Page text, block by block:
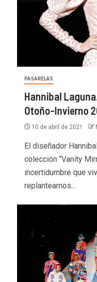
PASARELAS
Hannibal
Otoño-Invierno
10 de abril de 2021
El diseñador
colección “Vanity
incertidumbre que
replantearnos...